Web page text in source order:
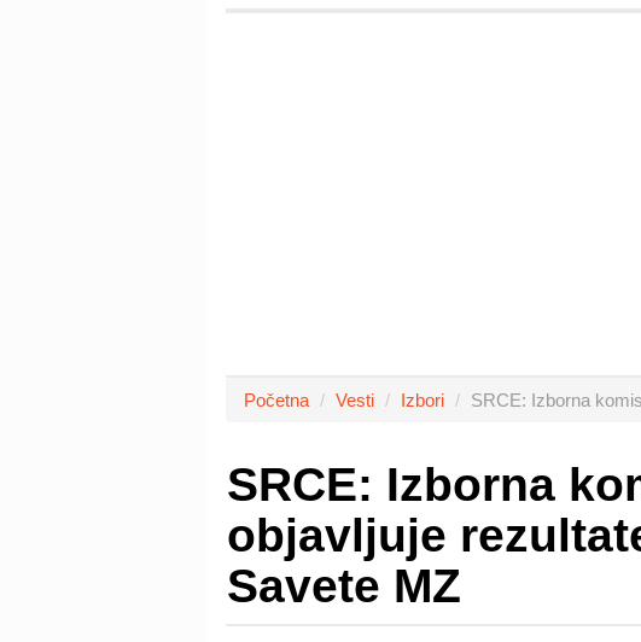
Početna Vesti Izbori SRCE: Izborna
SRCE: Izborna
objavljuje
Savete MZ